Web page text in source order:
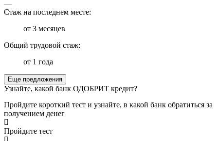
—
Стаж на последнем месте:
от 3 месяцев
Общий трудовой стаж:
от 1 года
Еще предложения
Узнайте, какой банк ОДОБРИТ кредит?
Пройдите короткий тест и узнайте, в какой банк обратиться за
получением денег
Пройдите тест